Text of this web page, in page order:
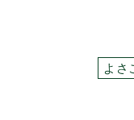
よさ